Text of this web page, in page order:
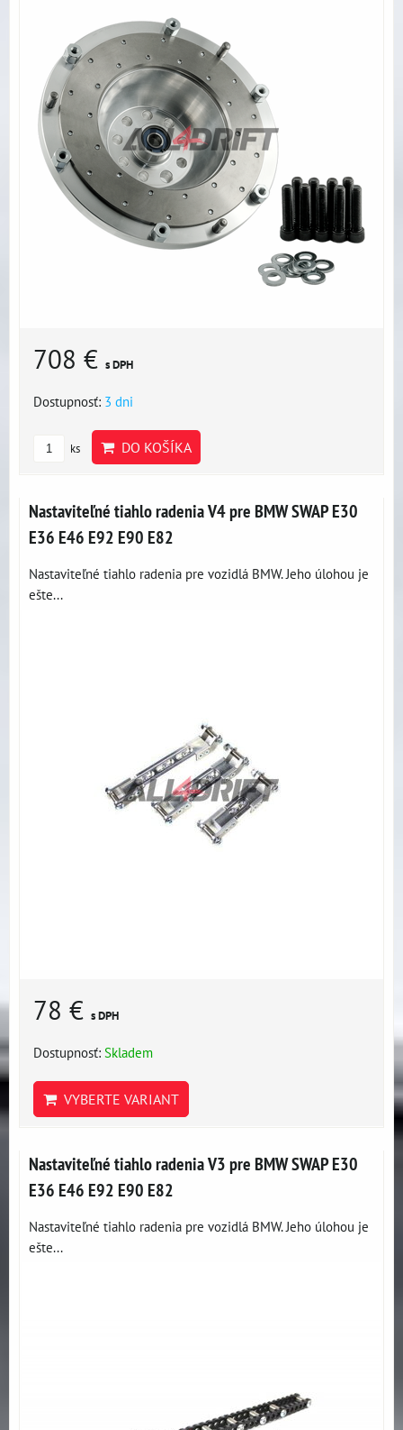
708 € s DPH
Dostupnosť: 3 dni
ks DO KOŠÍKA
Nastaviteľné tiahlo radenia V4 pre BMW SWAP E30
E36 E46 E92 E90 E82
Nastaviteľné tiahlo radenia pre vozidlá BMW. Jeho úlohou je
ešte...
78 € s DPH
Dostupnosť: Skladem
VYBERTE VARIANT
Nastaviteľné tiahlo radenia V3 pre BMW SWAP E30
E36 E46 E92 E90 E82
Nastaviteľné tiahlo radenia pre vozidlá BMW. Jeho úlohou je
ešte...